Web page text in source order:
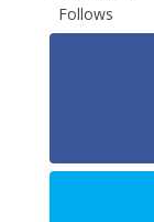
Follows